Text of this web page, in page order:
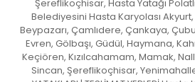
Şereflikoçhisar, Hasta Yatağı
Belediyesini Hasta Karyolası
Beypazarı, Çamlıdere, Çankaya,
Evren, Gölbaşı, Güdül, Haymana,
Keçiören, Kızılcahamam, Mamak,
Sincan, Şereflikoçhisar,